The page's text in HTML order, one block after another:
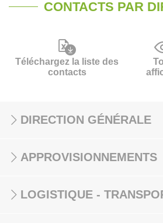
CONTACTS PAR
Téléchargez la liste des
contacts
DIRECTION GÉNÉRALE
APPROVISIONNEMENTS
LOGISTIQUE -